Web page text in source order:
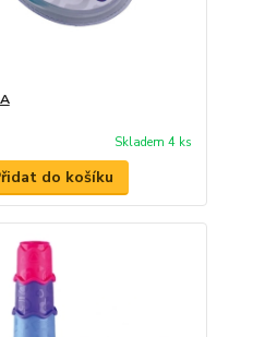
Skladem 4 ks
do košíku